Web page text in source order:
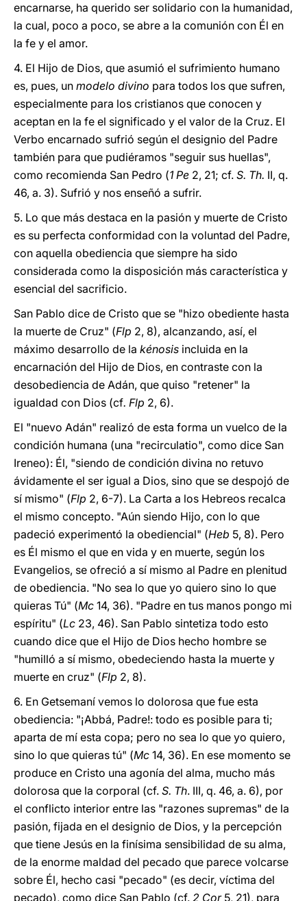
encarnarse, ha querido ser solidario con la humanidad,
la cual, poco a poco, se abre a la comunión con Él en
la fe y el amor.
4. El Hijo de Dios, que asumió el sufrimiento humano
es, pues, un modelo divino para todos los que sufren,
especialmente para los cristianos que conocen y
aceptan en la fe el significado y el valor de la Cruz. El
Verbo encarnado sufrió según el designio del Padre
también para que pudiéramos "seguir sus huellas",
como recomienda San Pedro (1 Pe 2, 21; cf. S. Th. II, q.
46, a. 3). Sufrió y nos enseñó a sufrir.
5. Lo que más destaca en la pasión y muerte de Cristo
es su perfecta conformidad con la voluntad del Padre,
con aquella obediencia que siempre ha sido
considerada como la disposición más característica y
esencial del sacrificio.
San Pablo dice de Cristo que se "hizo obediente hasta
la muerte de Cruz" (Flp 2, 8), alcanzando, así, el
máximo desarrollo de la kénosis incluida en la
encarnación del Hijo de Dios, en contraste con la
desobediencia de Adán, que quiso "retener" la
igualdad con Dios (cf. Flp 2, 6).
El "nuevo Adán" realizó de esta forma un vuelco de la
condición humana (una "recirculatio", como dice San
Ireneo): Él, "siendo de condición divina no retuvo
ávidamente el ser igual a Dios, sino que se despojó de
sí mismo" (Flp 2, 6-7). La Carta a los Hebreos recalca
el mismo concepto. "Aún siendo Hijo, con lo que
padeció experimentó la obediencial" (Heb 5, 8). Pero
es Él mismo el que en vida y en muerte, según los
Evangelios, se ofreció a sí mismo al Padre en plenitud
de obediencia. "No sea lo que yo quiero sino lo que
quieras Tú" (Mc 14, 36). "Padre en tus manos pongo mi
espíritu" (Lc 23, 46). San Pablo sintetiza todo esto
cuando dice que el Hijo de Dios hecho hombre se
"humilló a sí mismo, obedeciendo hasta la muerte y
muerte en cruz" (Flp 2, 8).
6. En Getsemaní vemos lo dolorosa que fue esta
obediencia: "¡Abbá, Padre!: todo es posible para ti;
aparta de mí esta copa; pero no sea lo que yo quiero,
sino lo que quieras tú" (Mc 14, 36). En ese momento se
produce en Cristo una agonía del alma, mucho más
dolorosa que la corporal (cf. S. Th. III, q. 46, a. 6), por
el conflicto interior entre las "razones supremas" de la
pasión, fijada en el designio de Dios, y la percepción
que tiene Jesús en la finísima sensibilidad de su alma,
de la enorme maldad del pecado que parece volcarse
sobre Él, hecho casi "pecado" (es decir, víctima del
pecado), como dice San Pablo (cf. 2 Cor5, 21), para